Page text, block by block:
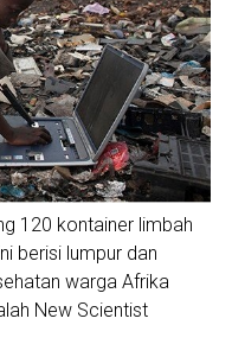
120 kontainer limbah
berisi lumpur dan
warga Afrika
New Scientist